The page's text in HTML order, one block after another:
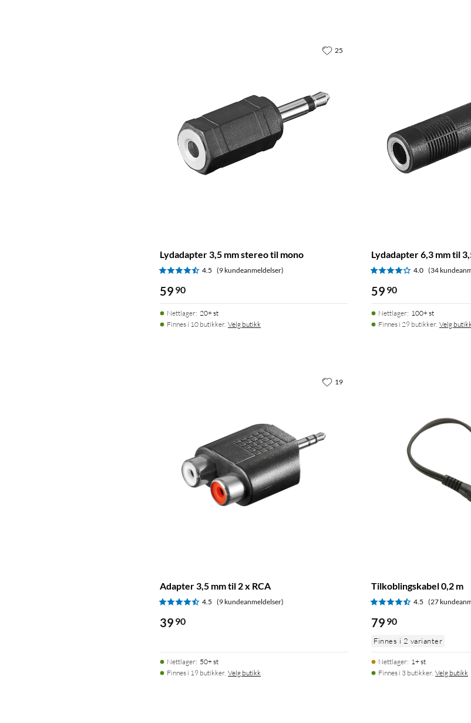
Lydadapter 3,5 mm stereo til mono
4.5 (9 kundeanmeldelser)
59 90
Nettlager: 20+ st
Finnes i 10 butikker. Velg butikk
25
Lydadapter 6,3 mm til
4.0 (34
59 90
Nettlager: 100+ st
Finnes i 29 butikker. Velg butikk
Adapter 3,5 mm til 2 x RCA
4.5 (9 kundeanmeldelser)
39 90
Nettlager: 50+ st
Finnes i 19 butikker. Velg butikk
19
Tilkoblingskabel 0,2 m
4.5 (27
79 90
Finnes i 2 varianter
Nettlager: 1+ st
Finnes i 3 butikker. Velg butikk